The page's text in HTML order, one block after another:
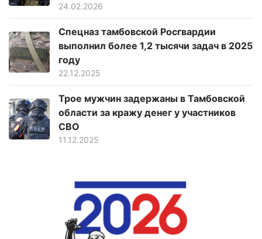
24.02.2026
Спецназ тамбовской Росгвардии
выполнил более 1,2 тысячи задач в 2025
году
22.12.2025
Трое мужчин задержаны в Тамбовской
области за кражу денег у участников
СВО
11.12.2025